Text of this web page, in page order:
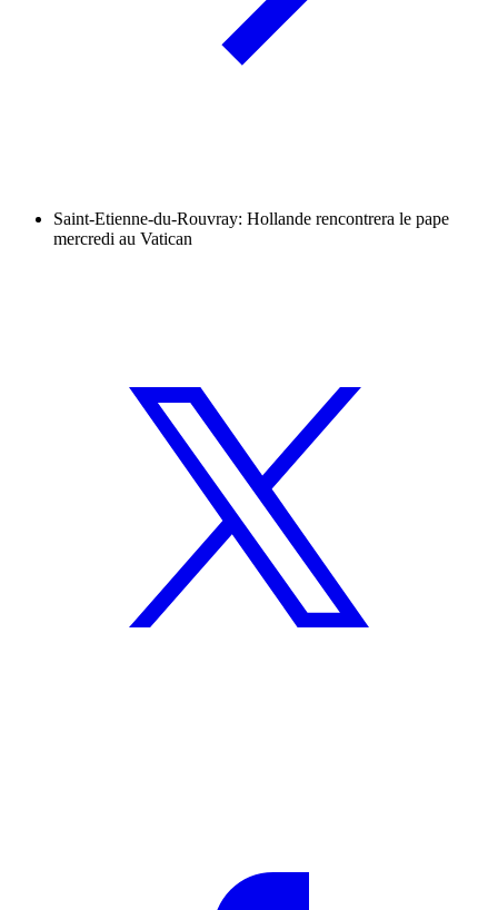
Saint-Etienne-du-Rouvray: Hollande rencontrera le pape
mercredi au Vatican